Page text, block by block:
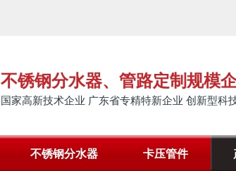
不锈钢分水器、管路定制规模
国家高新技术企业 广东省专精特新企业 创新型科
不锈钢分水器 卡压管件